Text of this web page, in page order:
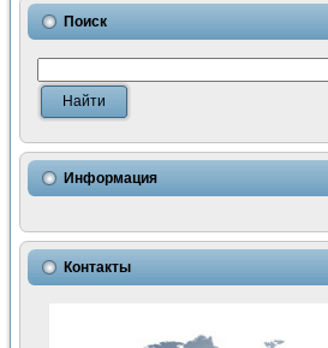
Аппаратно-программный
Виртуальный
Измерение шумовых
Измерительный
Использование NI LabVIEW
Исследовние возможности
Математическое
Применение
Симуляция отклика
Автоматизация
Разработка
Поиск
Информация
Контакты